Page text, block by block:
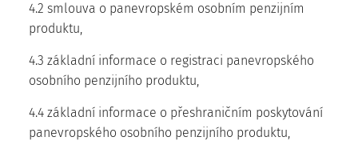
4.2 smlouva o panevropském osobním penzijním
produktu,
4.3 základní informace o registraci panevropského
osobního penzijního produktu,
4.4 základní informace o přeshraničním poskytování
panevropského osobního penzijního produktu,